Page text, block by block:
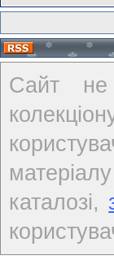
Сайт не
каталозі,